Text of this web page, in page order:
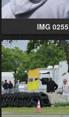
IMG 0255